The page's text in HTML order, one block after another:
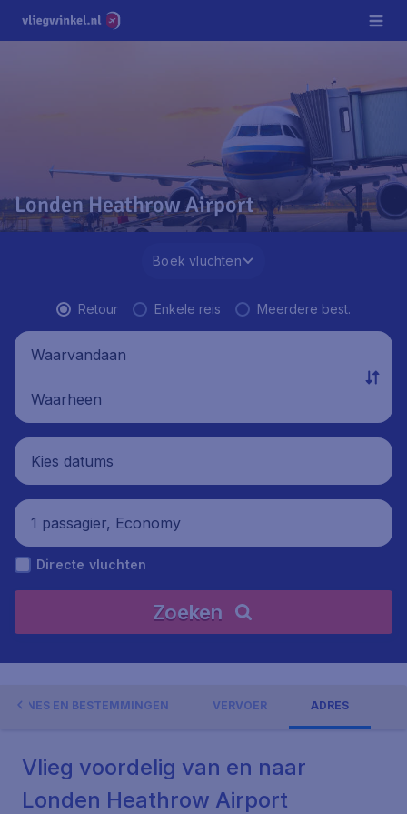
Londen Heathrow Airport
Boek vluchten
Retour Enkele reis Meerdere best.
Waarvandaan
Waarheen
Kies datums
1 passagier, Economy
Directe vluchten
Zoeken
EN BESTEMMINGEN VERVOER ADRES
Vlieg voordelig van en naar
Londen Heathrow Airport